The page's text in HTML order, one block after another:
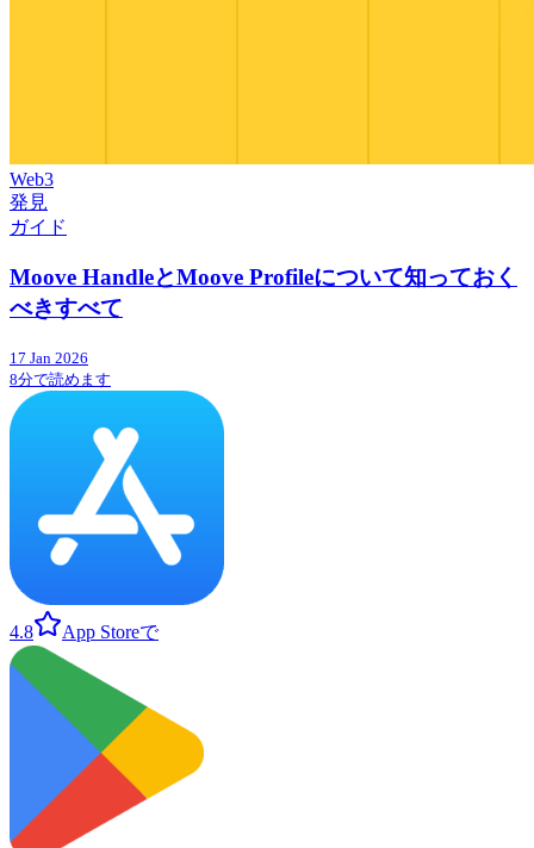
Web3
発見
ガイド
Moove HandleとMoove Profileについて知っておく
べきすべて
17 Jan 2026
8分で読めます
4.8 App Storeで